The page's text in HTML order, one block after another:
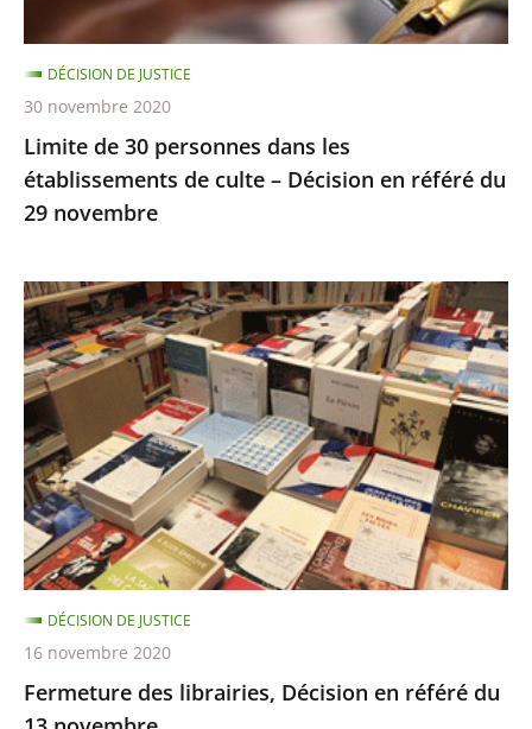
culte
–
Décision
en
référé
du
29
Limite de 30 personnes dans les
établissements de culte – Décision en référé du
29 novembre
DÉCISION DE JUSTICE
30 novembre 2020
Fermeture
des
librairies,
Décision
en
référé
du
13
novembre
Fermeture des librairies, Décision en référé du
DÉCISION DE JUSTICE
16 novembre 2020